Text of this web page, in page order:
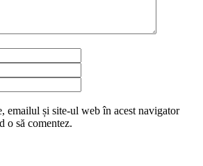
web
emailul și site-ul web în acest navigator
o să comentez.